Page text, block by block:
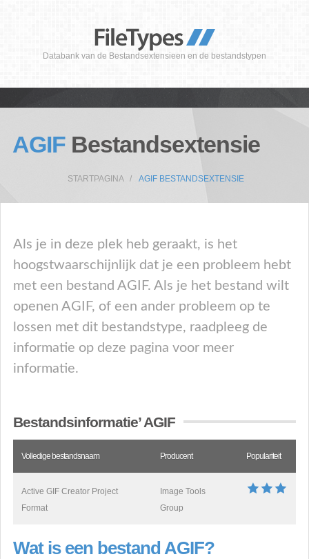
Databank van de Bestandsextensieen en de bestandstypen
AGIF Bestandsextensie
STARTPAGINA AGIF BESTANDSEXTENSIE
Als je in deze plek heb geraakt, is het
hoogstwaarschijnlijk dat je een probleem hebt
met een bestand AGIF. Als je het bestand wilt
openen AGIF, of een ander probleem op te
lossen met dit bestandstype, raadpleeg de
informatie op deze pagina voor meer
informatie.
Bestandsinformatie’ AGIF
Volledige bestandsnaam Producent Populariteit
Active GIF Creator Project
Format
Image Tools
Group
Wat is een bestand AGIF?